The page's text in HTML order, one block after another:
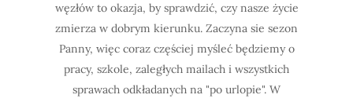
węzłów to okazja, by sprawdzić, czy nasze życie
zmierza w dobrym kierunku. Zaczyna sie sezon
Panny, więc coraz częściej myśleć będziemy o
pracy, szkole, zaległych mailach i wszystkich
sprawach odkładanych na "po urlopie". W